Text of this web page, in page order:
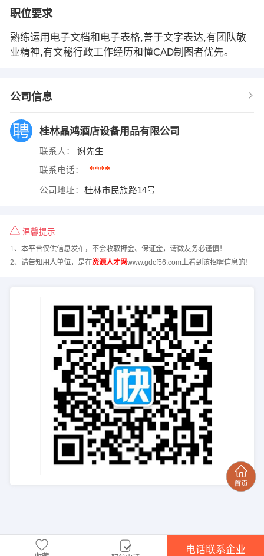
职位要求
熟练运用电子文档和电子表格,善于文字表达,有团队敬
业精神,有文秘行政工作经历和懂CAD制图者优先。
公司信息
桂林晶鸿酒店设备用品有限公司
联系人： 谢先生
联系电话： ****
公司地址： 桂林市民族路14号
温馨提示
1、本平台仅供信息发布，不会收取押金、保证金，请微友务必谨慎！
2、请告知用人单位，是在资源人才网www.gdcf56.com上看到该招聘信息的！
电话联系企业